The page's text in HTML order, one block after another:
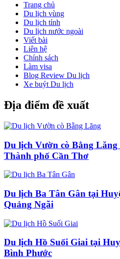
Trang chủ
Du lịch vùng
Du lịch tỉnh
Du lịch nước ngoài
Viết bài
Liên hệ
Chính sách
Làm visa
Blog Review Du lịch
Xe buýt Du lịch
Địa điểm đề xuất
Du lịch Vườn cò Bằng
Thành phố Cần Thơ
Du lịch Ba Tân Gân tại
Quảng Ngãi
Du lịch Hồ Suối Giai tại
Bình Phước